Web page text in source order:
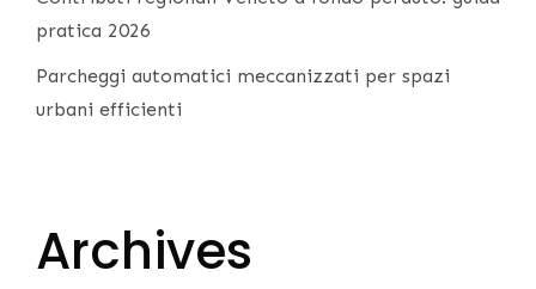
pratica 2026
Parcheggi automatici meccanizzati per spazi
urbani efficienti
Archives